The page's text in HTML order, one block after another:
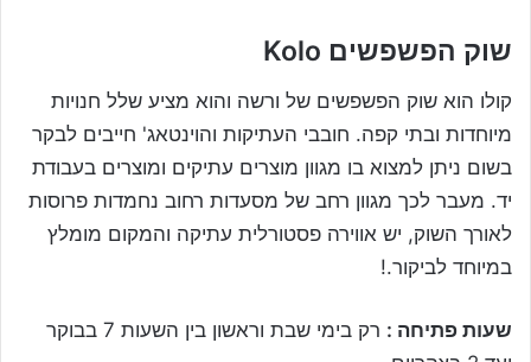
שוק הפשפשים Kolo
קולו הוא שוק הפשפשים של ורשה והוא מציע שלל חנויות
מיוחדות ובתי קפה. חובבי העתיקות והוינטאג' חייבים לבקר
בשום ניתן למצוא בו מגוון מוצרים עתיקים ומוצרים בעבודת
יד. מעבר לכך מגוון רחב של מסעדות רחוב נחמדות פרוסות
לאורך השוק, יש אווירה פסטורלית עתיקה והמקום מומלץ
במיוחד לביקור.!
שעות פתיחה :
רק בימי שבת וראשון בין השעות 7 בבוקר